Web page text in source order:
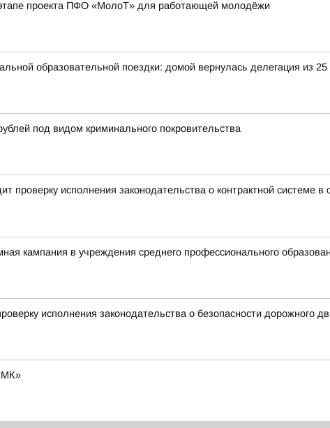
проекта ПФО «МолоТ» для работающей молодёжи
образовательной поездки: домой вернулась делегация из
под видом криминального покровительства
проверку исполнения законодательства о контрактной системе
кампания в учреждения среднего профессионального
исполнения законодательства о безопасности дорожного